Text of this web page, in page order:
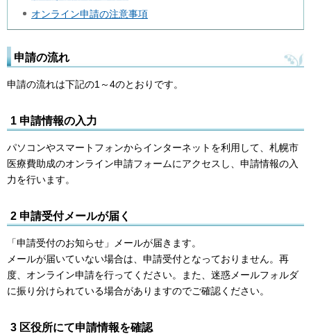
オンライン申請の注意事項
申請の流れ
申請の流れは下記の1～4のとおりです。
1 申請情報の入力
パソコンやスマートフォンからインターネットを利用して、札幌市
医療費助成のオンライン申請フォームにアクセスし、申請情報の入
力を行います。
2 申請受付メールが届く
「申請受付のお知らせ」メールが届きます。
メールが届いていない場合は、申請受付となっておりません。再
度、オンライン申請を行ってください。また、迷惑メールフォルダ
に振り分けられている場合がありますのでご確認ください。
3 区役所にて申請情報を確認